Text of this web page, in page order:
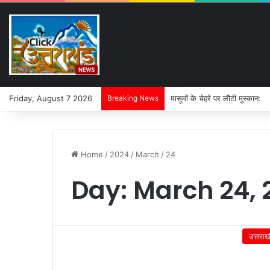
Friday, August 7 2026 Breaking News मासूमों के चेहरे पर लौटी मुस्कान:
Home / 2024 / March / 24
Day: March 24,